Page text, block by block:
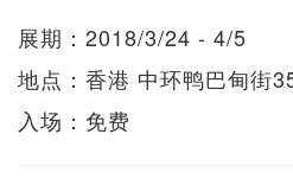
展期：2018/3/24 - 4/5
地点：香港 中环鸭巴甸街
入场：免费